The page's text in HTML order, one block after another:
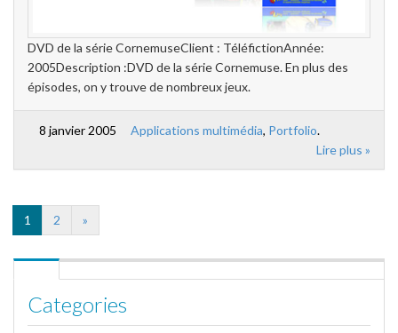
DVD de la série CornemuseClient : TéléfictionAnnée:
2005Description :DVD de la série Cornemuse. En plus des
épisodes, on y trouve de nombreux jeux.
8 janvier 2005 Applications multimédia, Portfolio.
Lire plus »
1 2 »
Categories